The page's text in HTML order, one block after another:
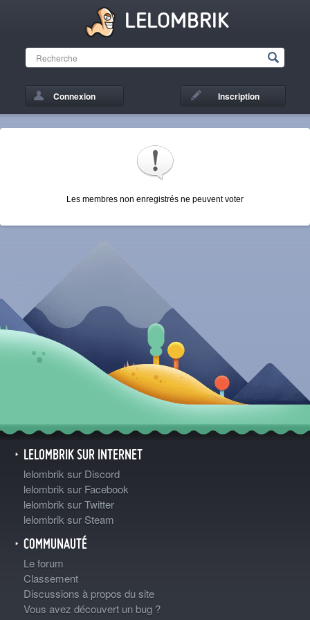
LELOMBRIK
Connexion Inscription
Les membres non enregistrés ne peuvent voter
LELOMBRIK SUR INTERNET
lelombrik sur Discord
lelombrik sur Facebook
lelombrik sur Twitter
lelombrik sur Steam
COMMUNAUTÉ
Le forum
Classement
Discussions à propos du site
Vous avez découvert un bug ?